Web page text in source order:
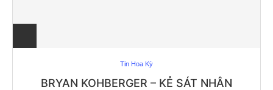
Tin Hoa Kỳ
BRYAN KOHBERGER – KẺ SÁT NHÂN